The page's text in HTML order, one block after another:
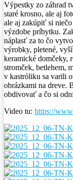
Výpestky zo záhrad
staré krosno, ale aj
ale aj zakúpiť si
výzdobe príbytku.
náplasť za to čo
výrobky, pletené,
keramické domčeky,
stromček, betlehem,
v kastróliku sa varili
obrázkami na dreve.
obdivovať a čo si
Video tu: https://